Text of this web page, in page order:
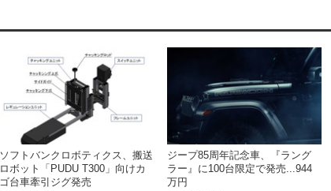
ソフトバンクロボティクス、搬送
ロボット「PUDU T300」向けカ
ゴ台車牽引ジグ発売
ジープ85周年記念車、『ラング
ラー』に100台限定で発売...944
万円